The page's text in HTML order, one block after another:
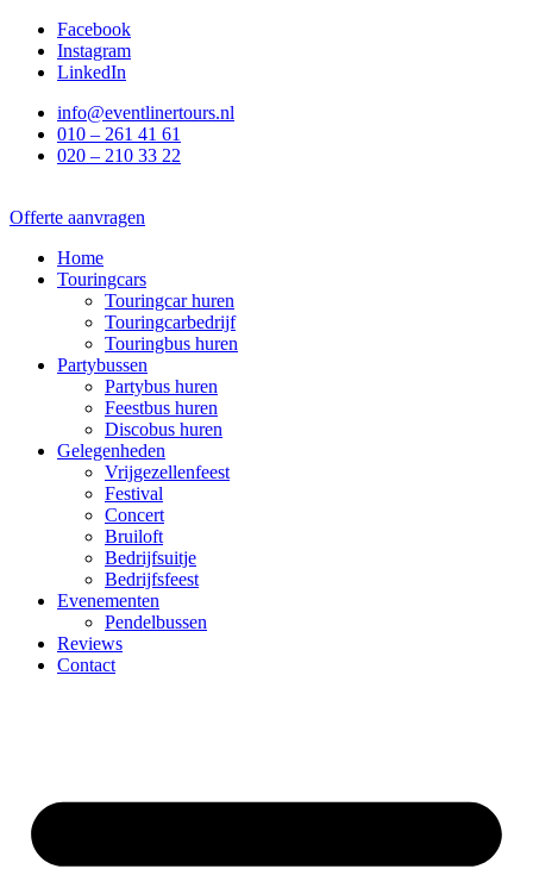
naar
Facebook
Instagram
LinkedIn
info@eventlinertours.nl
010 – 261 41 61
020 – 210 33 22
Offerte aanvragen
Home
Touringcars
Touringcar huren
Touringcarbedrijf
Touringbus huren
Partybussen
Partybus huren
Feestbus huren
Discobus huren
Gelegenheden
Vrijgezellenfeest
Festival
Concert
Bruiloft
Bedrijfsuitje
Bedrijfsfeest
Evenementen
Pendelbussen
Reviews
Contact